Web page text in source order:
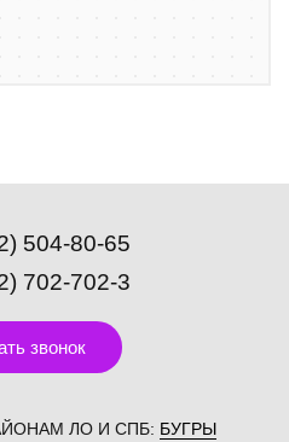
504-80-65
702-702-3
звонок
ЛО И СПБ: БУГРЫ